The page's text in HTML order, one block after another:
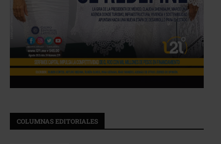
COLUMNAS EDITORIALES